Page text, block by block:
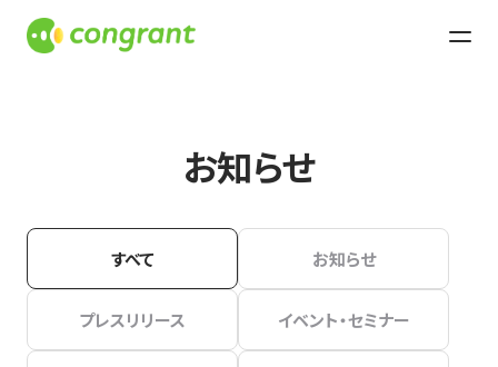
お知らせ
すべて お知らせ
プレスリリース イベント・セミナー